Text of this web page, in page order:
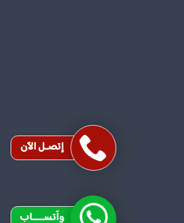
إتصـل الآن
وآتســــاب